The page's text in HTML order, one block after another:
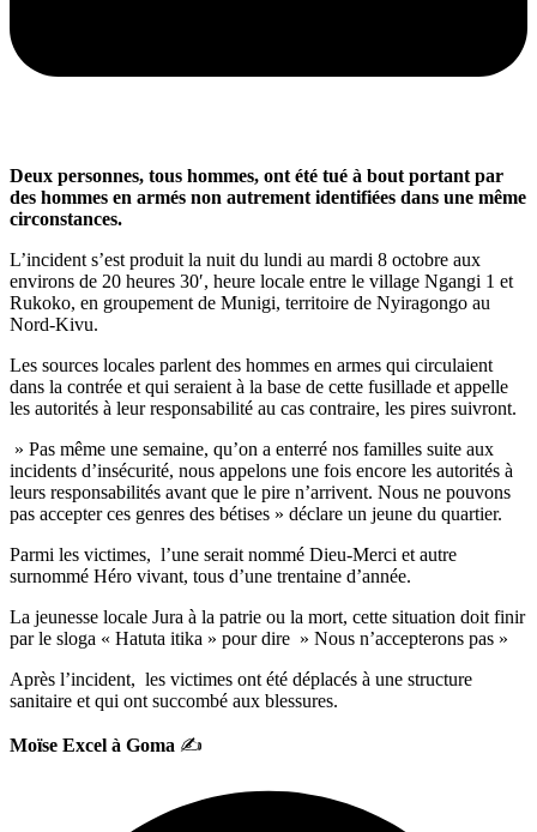
Deux personnes, tous hommes, ont été tué à bout portant par
des hommes en armés non autrement identifiées dans une même
circonstances.
L’incident s’est produit la nuit du lundi au mardi 8 octobre aux
environs de 20 heures 30′, heure locale entre le village Ngangi 1 et
Rukoko, en groupement de Munigi, territoire de Nyiragongo au
Nord-Kivu.
Les sources locales parlent des hommes en armes qui circulaient
dans la contrée et qui seraient à la base de cette fusillade et appelle
les autorités à leur responsabilité au cas contraire, les pires suivront.
» Pas même une semaine, qu’on a enterré nos familles suite aux
incidents d’insécurité, nous appelons une fois encore les autorités à
leurs responsabilités avant que le pire n’arrivent. Nous ne pouvons
pas accepter ces genres des bétises » déclare un jeune du quartier.
Parmi les victimes, l’une serait nommé Dieu-Merci et autre
surnommé Héro vivant, tous d’une trentaine d’année.
La jeunesse locale Jura à la patrie ou la mort, cette situation doit finir
par le sloga « Hatuta itika » pour dire » Nous n’accepterons pas »
Après l’incident, les victimes ont été déplacés à une structure
sanitaire et qui ont succombé aux blessures.
Moïse Excel à Goma ✍️